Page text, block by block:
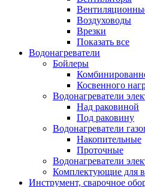
Воздуховоды
Врезки
Показать все
Водонагреватели
Бойлеры
Косвенного
Водонагреватели
Над раковиной
Под раковину
Водонагреватели
Накопительные
Проточные
Водонагреватели
Комплектующие для
Инструмент, сварочное